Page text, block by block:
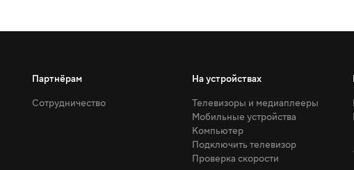
Партнёрам
Сотрудничество
На устройствах
Телевизоры и медиаплееры
Мобильные устройства
Компьютер
Подключить телевизор
Проверка скорости